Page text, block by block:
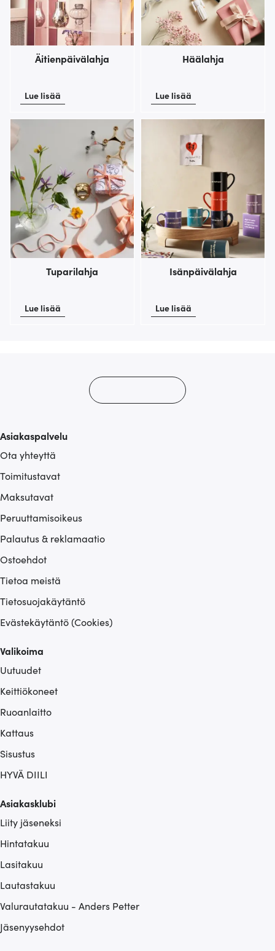
Äitienpäivälahja
Lue lisää
Häälahja
Lue lisää
Tuparilahja
Lue lisää
Isänpäivälahja
Lue lisää
Asiakaspalvelu
Ota yhteyttä
Toimitustavat
Maksutavat
Peruuttamisoikeus
Palautus & reklamaatio
Ostoehdot
Tietoa meistä
Tietosuojakäytäntö
Evästekäytäntö (Cookies)
Valikoima
Uutuudet
Keittiökoneet
Ruoanlaitto
Kattaus
Sisustus
HYVÄ DIILI
Asiakasklubi
Liity jäseneksi
Hintatakuu
Lasitakuu
Lautastakuu
Valurautatakuu - Anders Petter
Jäsenyysehdot